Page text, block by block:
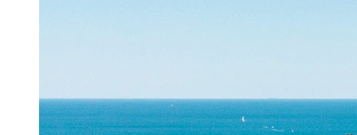
Zavod za poljoprivredu i prehranu
Zavod za ekonomiku i razvoj poljoprivrede